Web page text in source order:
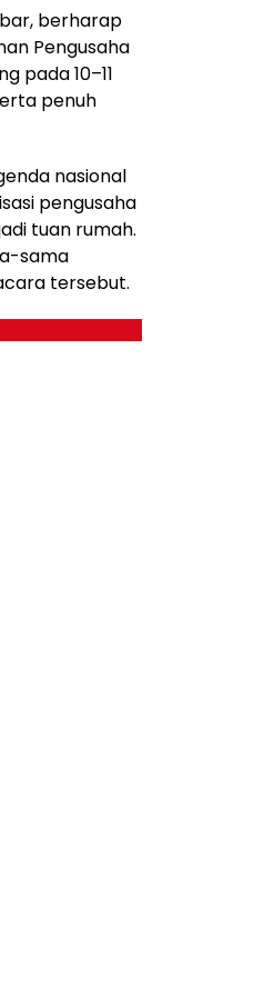
berharap
Pengusaha
pada 10–11
penuh
nasional
pengusaha
tuan rumah.
sama
tersebut.